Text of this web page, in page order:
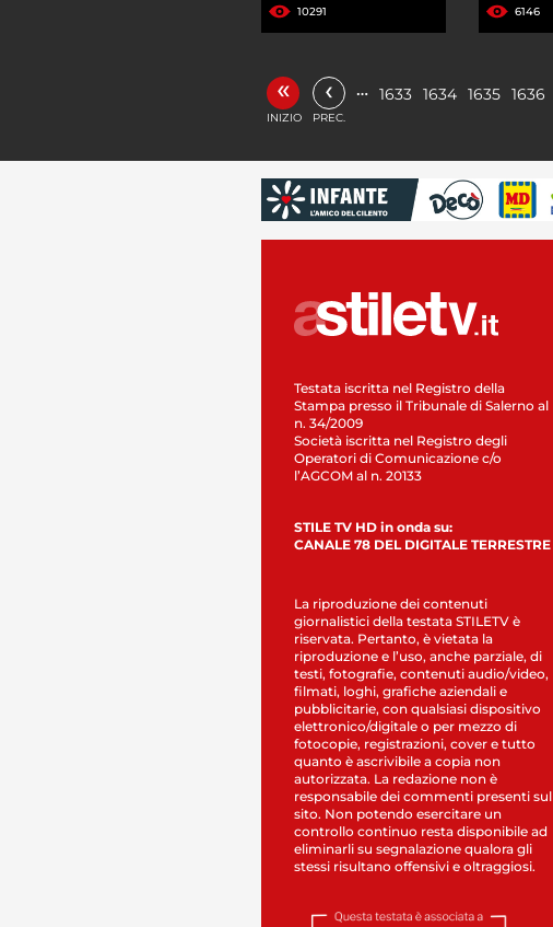
10291 6146
«
INIZIO
‹
PREC.
… 1633 1634 1635 1636
Testata iscritta nel Registro della
Stampa presso il Tribunale di Salerno al
n. 34/2009
Società iscritta nel Registro degli
Operatori di Comunicazione c/o
l’AGCOM al n. 20133
STILE TV HD in onda su:
CANALE 78 DEL DIGITALE TERRESTRE
La riproduzione dei contenuti
giornalistici della testata STILETV è
riservata. Pertanto, è vietata la
riproduzione e l’uso, anche parziale, di
testi, fotografie, contenuti audio/video,
filmati, loghi, grafiche aziendali e
pubblicitarie, con qualsiasi dispositivo
elettronico/digitale o per mezzo di
fotocopie, registrazioni, cover e tutto
quanto è ascrivibile a copia non
autorizzata. La redazione non è
responsabile dei commenti presenti sul
sito. Non potendo esercitare un
controllo continuo resta disponibile ad
eliminarli su segnalazione qualora gli
stessi risultano offensivi e oltraggiosi.